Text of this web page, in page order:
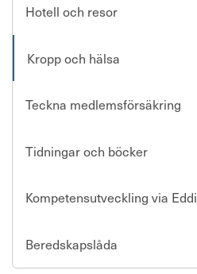
Hotell och resor
Kropp och hälsa
Teckna medlemsförsäkring
Tidningar och böcker
Kompetensutveckling via Eddi
Beredskapslåda